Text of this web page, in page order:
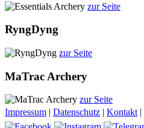
zur Seite
RyngDyng
zur Seite
MaTrac Archery
zur Seite
Impressum | Datenschutz | Kontakt |